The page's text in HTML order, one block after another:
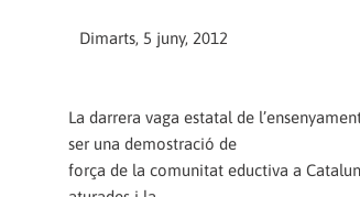
Dimarts, 5 juny, 2012
La darrera vaga estatal de
ser una demostració de
força de la comunitat eductiva a